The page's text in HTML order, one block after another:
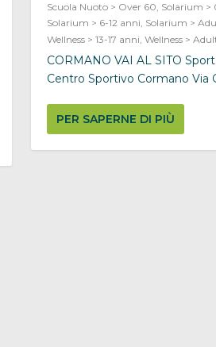
Scuola Nuoto > Over 60, Solarium >
Solarium > 6-12 anni, Solarium >
Wellness > 13-17 anni, Wellness >
CORMANO VAI AL SITO
Centro Sportivo Cormano Via
PER SAPERNE DI PIÙ